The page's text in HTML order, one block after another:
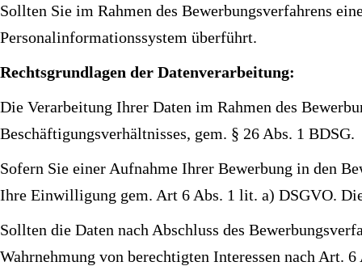
Sollten Sie im Rahmen des Bewerbungsverfahrens
Personalinformationssystem überführt.
Rechtsgrundlagen der Datenverarbeitung:
Die Verarbeitung Ihrer Daten im Rahmen des
Beschäftigungsverhältnisses, gem. § 26 Abs. 1 BDSG.
Sofern Sie einer Aufnahme Ihrer Bewerbung in den
Ihre Einwilligung gem. Art 6 Abs. 1 lit. a) DSGVO.
Sollten die Daten nach Abschluss des
Wahrnehmung von berechtigten Interessen nach Art.